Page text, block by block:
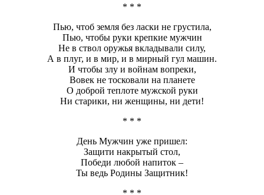
* * *
Пью, чтоб земля без ласки не грустила,
Пью, чтобы руки крепкие мужчин
Не в ствол оружья вкладывали силу,
А в плуг, и в мир, и в мирный гул машин.
И чтобы злу и войнам вопреки,
Вовек не тосковали на планете
О доброй теплоте мужской руки
Ни старики, ни женщины, ни дети!
* * *
День Мужчин уже пришел:
Защити накрытый стол,
Победи любой напиток –
Ты ведь Родины Защитник!
* * *